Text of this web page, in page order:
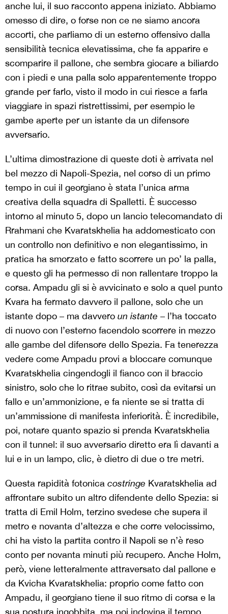
anche lui, il suo racconto appena iniziato. Abbiamo
omesso di dire, o forse non ce ne siamo ancora
accorti, che parliamo di un esterno offensivo dalla
sensibilità tecnica elevatissima, che fa apparire e
scomparire il pallone, che sembra giocare a biliardo
con i piedi e una palla solo apparentemente troppo
grande per farlo, visto il modo in cui riesce a farla
viaggiare in spazi ristrettissimi, per esempio le
gambe aperte per un istante da un difensore
avversario.
L’ultima dimostrazione di queste doti è arrivata nel
bel mezzo di Napoli-Spezia, nel corso di un primo
tempo in cui il georgiano è stata l’unica arma
creativa della squadra di Spalletti. È successo
intorno al minuto 5, dopo un lancio telecomandato di
Rrahmani che Kvaratskhelia ha addomesticato con
un controllo non definitivo e non elegantissimo, in
pratica ha smorzato e fatto scorrere un po’ la palla,
e questo gli ha permesso di non rallentare troppo la
corsa. Ampadu gli si è avvicinato e solo a quel punto
Kvara ha fermato davvero il pallone, solo che un
istante dopo – ma davvero un istante – l’ha toccato
di nuovo con l’esterno facendolo scorrere in mezzo
alle gambe del difensore dello Spezia. Fa tenerezza
vedere come Ampadu provi a bloccare comunque
Kvaratskhelia cingendogli il fianco con il braccio
sinistro, solo che lo ritrae subito, così da evitarsi un
fallo e un’ammonizione, e fa niente se si tratta di
un’ammissione di manifesta inferiorità. È incredibile,
poi, notare quanto spazio si prenda Kvaratskhelia
con il tunnel: il suo avversario diretto era lì davanti a
lui e in un lampo, clic, è dietro di due o tre metri.
Questa rapidità fotonica costringe Kvaratskhelia ad
affrontare subito un altro difendente dello Spezia: si
tratta di Emil Holm, terzino svedese che supera il
metro e novanta d’altezza e che corre velocissimo,
chi ha visto la partita contro il Napoli se n’è reso
conto per novanta minuti più recupero. Anche Holm,
però, viene letteralmente attraversato dal pallone e
da Kvicha Kvaratskhelia: proprio come fatto con
Ampadu, il georgiano tiene il suo ritmo di corsa e la
sua postura ingobbita, ma poi indovina il tempo